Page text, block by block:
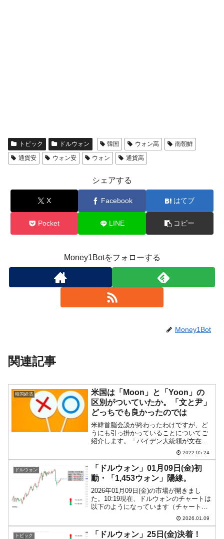
トピック ドルウォン 韓国 ウォン高
南朝鮮
通貨安
ウォン安 ウォン 通貨高
シェアする
X Facebook はてブ
Pocket LINE コピー
Money1Botをフォローする
Money1Bot
関連記事
韓国経済
米国は「Moon」と「Yoon」の
区別がついていたか。「文と尹」
どっちでも良かったのでは
米韓首脳会談が終わったわけですが、ど
うにも引っ掛かっていることについてご
紹介します。「バイデン大統領が文在寅
前大統領と会談を行う」とされていた件
です。もともとは文前大統領時代に青瓦
台・大統領府が「（尹新政権になって
も）バイデン政権から会談を...
2022.05.24
ドルウォン
「ドルウォン」01月09日(金)初
動・「1,453ウォン」陽線。
2026年01月09日(金)の市場が開きまし
た。10:19現在、ドルウォンのチャートは
以下のようになっています（チャートは
『Investing.com』より引用）。これから
ローソク足の調整が入るかもしれません
が、前日も陽線で締まりました。本...
2026.01.09
トピック
「ドルウォン」25日(金)決着！